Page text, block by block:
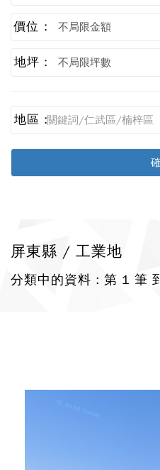
價位 :
地坪 :
地區 :
屏東縣 / 工業地
分類中的資料 : 第 1 筆